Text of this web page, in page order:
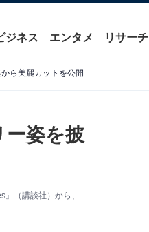
ジネス エンタメ リサーチ
ら美麗カットを公開
ー姿を披
（講談社）から、